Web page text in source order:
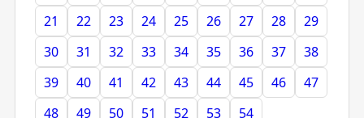
21
22 23 24 25 26 27 28
29
30
31 32 33 34 35 36 37
38
39
40 41 42 43 44 45 46
47
48
49 50 51 52 53 54